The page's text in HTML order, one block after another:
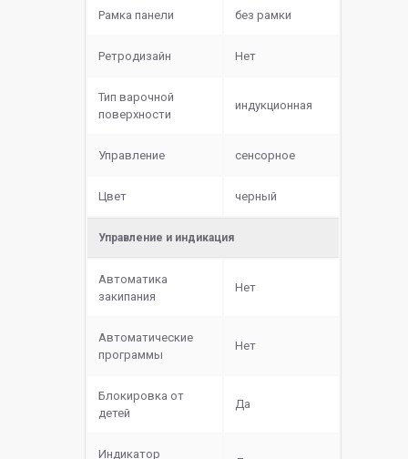
Рамка панели без рамки
Ретродизайн Нет
Тип варочной
поверхности
индукционная
Управление сенсорное
Цвет черный
Управление и индикация
Автоматика
закипания
Нет
Автоматические
программы
Нет
Блокировка от
детей
Да
Индикатор